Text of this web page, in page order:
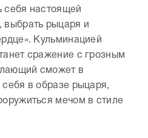
себя настоящей
выбрать рыцаря и
Кульминацией
сражение с грозным
сможет в
себя в образе рыцаря,
мечом в стиле